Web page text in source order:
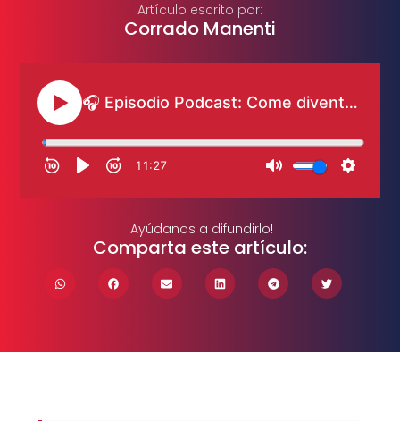
Artículo escrito por:
Corrado Manenti
¡Ayúdanos a difundirlo!
Comparta este artículo: